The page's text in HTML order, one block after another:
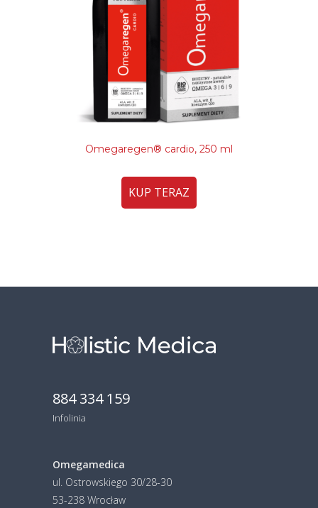
Omegaregen® cardio, 250 ml
KUP TERAZ
884 334 159
Infolinia
Omegamedica
ul. Ostrowskiego 30/28-30
53-238 Wrocław